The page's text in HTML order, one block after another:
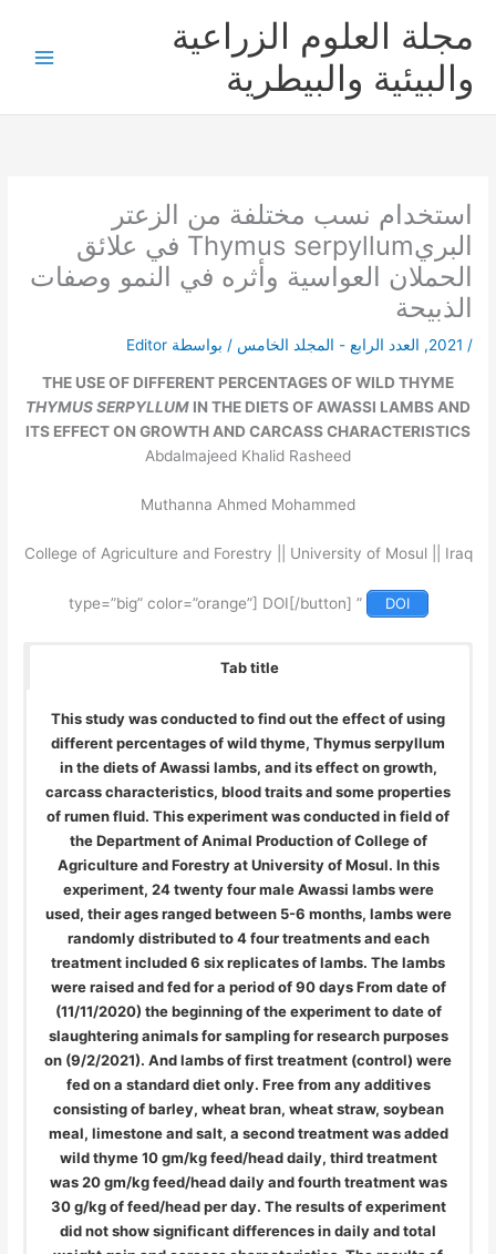
المحتوى
مجلة العلوم الزراعية
والبيئية والبيطرية
استخدام نسب مختلفة من الزعتر
البريThymus serpyllum في علائق
الحملان العواسية وأثره في النمو وصفات
الذبيحة
/
2021
, العدد الرابع - المجلد الخامس / بواسطة Editor
THE USE OF DIFFERENT PERCENTAGES OF WILD THYME
THYMUS SERPYLLUM IN THE DIETS OF AWASSI LAMBS AND
ITS EFFECT ON GROWTH AND CARCASS CHARACTERISTICS
Abdalmajeed Khalid Rasheed
Muthanna Ahmed Mohammed
College of Agriculture and Forestry || University of Mosul || Iraq
DOI
” type=”big” color=”orange”] DOI[/button]
Tab title
This study was conducted to find out the effect of using
different percentages of wild thyme, Thymus serpyllum
in the diets of Awassi lambs, and its effect on growth,
carcass characteristics, blood traits and some properties
of rumen fluid. This experiment was conducted in field of
the Department of Animal Production of College of
Agriculture and Forestry at University of Mosul. In this
experiment, 24 twenty four male Awassi lambs were
used, their ages ranged between 5-6 months, lambs were
randomly distributed to 4 four treatments and each
treatment included 6 six replicates of lambs. The lambs
were raised and fed for a period of 90 days From date of
(11/11/2020) the beginning of the experiment to date of
slaughtering animals for sampling for research purposes
on (9/2/2021). And lambs of first treatment (control) were
fed on a standard diet only. Free from any additives
consisting of barley, wheat bran, wheat straw, soybean
meal, limestone and salt, a second treatment was added
wild thyme 10 gm/kg feed/head daily, third treatment
was 20 gm/kg feed/head daily and fourth treatment was
30 g/kg of feed/head per day. The results of experiment
did not show significant differences in daily and total